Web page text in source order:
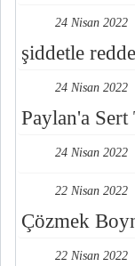
24 Nisan 2022
şiddetle
24 Nisan 2022
Paylan'a Sert
24 Nisan 2022
22 Nisan 2022
Çözmek
22 Nisan 2022